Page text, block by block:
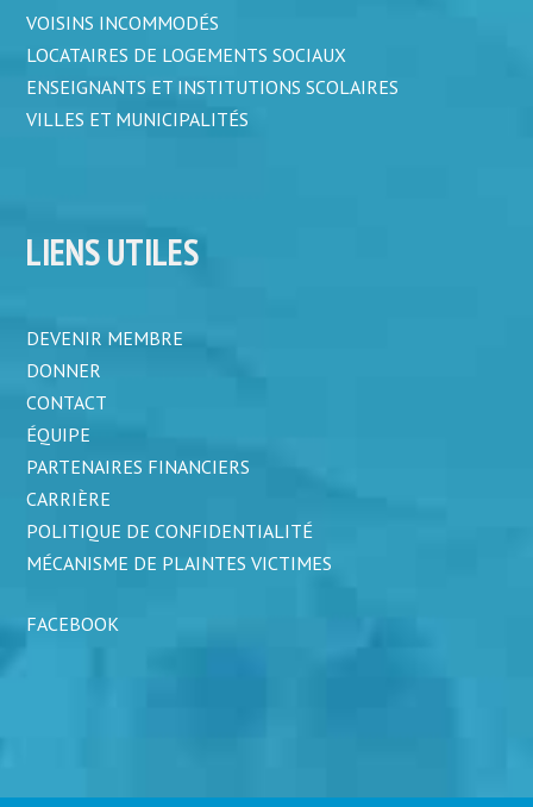
VOISINS INCOMMODÉS
LOCATAIRES DE LOGEMENTS SOCIAUX
ENSEIGNANTS ET INSTITUTIONS SCOLAIRES
VILLES ET MUNICIPALITÉS
LIENS UTILES
DEVENIR MEMBRE
DONNER
CONTACT
ÉQUIPE
PARTENAIRES FINANCIERS
CARRIÈRE
POLITIQUE DE CONFIDENTIALITÉ
MÉCANISME DE PLAINTES VICTIMES
FACEBOOK